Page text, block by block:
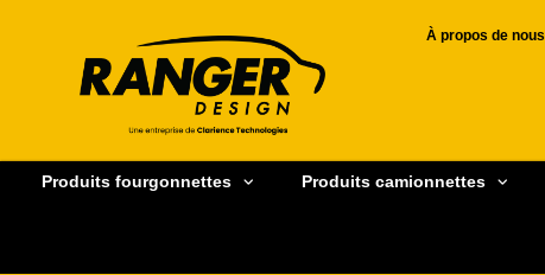
À propos de nous
Produits fourgonnettes Produits camionnettes